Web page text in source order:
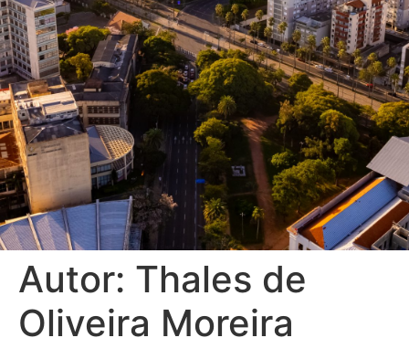
Autor: Thales de
Oliveira Moreira